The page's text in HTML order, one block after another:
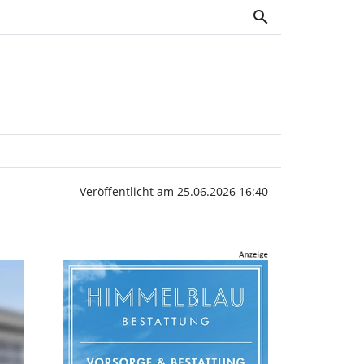
search
OWV
Veröffentlicht am 25.06.2026 16:40